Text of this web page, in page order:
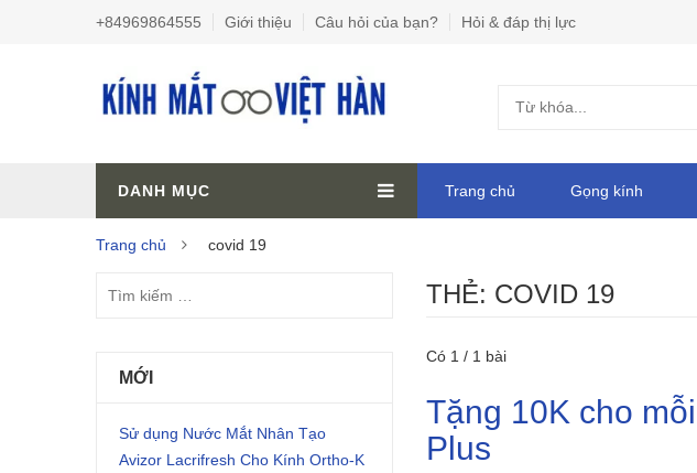
+84969864555 Giới thiệu Câu hỏi của bạn? Hỏi & đáp thị lực
DANH MỤC Trang chủ Gọng kính
Trang chủ covid 19
THẺ: COVID 19
Có 1 / 1 bài
Tặng 10K cho
Plus
MỚI
Sử dụng Nước Mắt Nhân Tạo
Avizor Lacrifresh Cho Kính Ortho-K